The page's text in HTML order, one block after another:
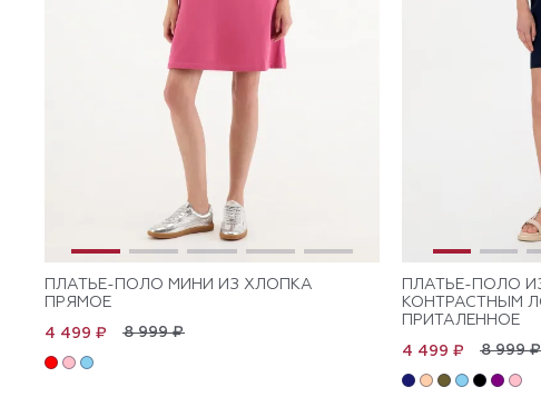
ПЛАТЬЕ-ПОЛО МИНИ ИЗ ХЛОПКА
ПРЯМОЕ
8 999 ₽
4 499 ₽
ПЛАТЬЕ-ПОЛО
КОНТРАСТНЫМ
ПРИТАЛЕННОЕ
8 999 ₽
4 499 ₽